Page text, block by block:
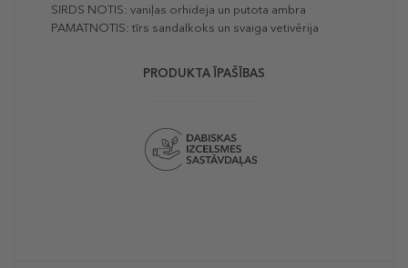
SIRDS NOTIS: vaniļas orhideja un putota ambra
PAMATNOTIS: tīrs sandalkoks un svaiga vetivērija
PRODUKTA ĪPAŠĪBAS